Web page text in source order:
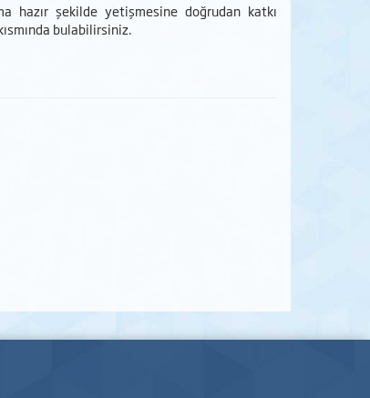
hazır şekilde yetişmesine doğrudan katkı
bulabilirsiniz.